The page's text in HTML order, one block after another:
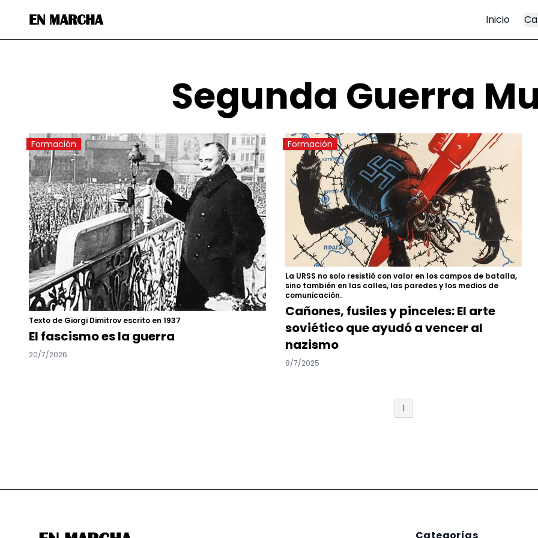
EN MARCHA Inicio
Segunda Guerra
Formación
Texto de Giorgi Dimitrov escrito en 1937
El fascismo es la guerra
20/7/2026
Formación
La URSS no solo resistió con valor en los campos de batalla,
sino también en las calles, las paredes y los medios de
comunicación.
Cañones, fusiles y pinceles: El arte
soviético que ayudó a vencer al
nazismo
8/7/2025
1
Categorías